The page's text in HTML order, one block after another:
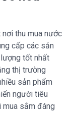
nơi thu mua nước
cấp các sản
tốt nhất
thị trường
sản phẩm
người tiêu
mua sắm đáng